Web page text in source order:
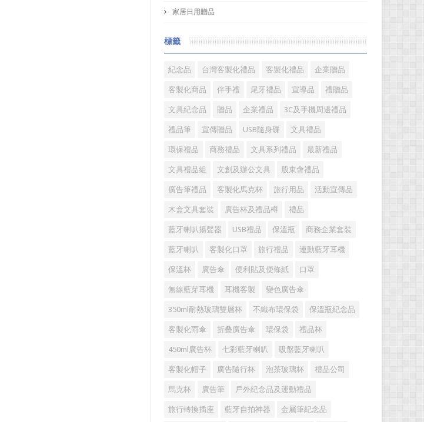
家居日用贈品
標籤
紀念品 台灣客製化禮品 客製化禮品 企業贈品
客製化商品 伴手禮 尾牙禮品 宣導品 禮贈品
文具紀念品 贈品 企業禮品 3C及手機周邊禮品
禮品筆 宣傳贈品 USB隨身碟 文具禮品
環保禮品 商務禮品 文具系列禮品 最新禮品
文具禮品組 文創及辦公文具 股東會禮品
廣告筆禮品 客製化馬克杯 旅行用品 活動宣傳品
木盒文具套裝 廣告杯及禮品樽 禮品
藍牙喇叭揚聲器 USB禮品 保溫瓶 商務企業套裝
藍牙喇叭 客製化口罩 旅行禮品 運動藍牙耳機
保溫杯 廣告傘 便利貼及便條紙 口罩
無線藍芽耳機 耳機客製 變色廣告傘
350ml耐熱玻璃雙層杯 不織布環保袋 保溫瓶紀念品
客製化雨傘 折叠廣告傘 環保袋 禮品杯
450ml廣告杯 七彩藍牙喇叭 吸盤藍牙喇叭
客製化帽子 廣告隨行杯 泡茶玻璃杯 禮品公司
馬克杯 廣告筆 戶外紀念品及運動禮品
旅行轉換插座 藍牙自拍神器 金屬筆紀念品